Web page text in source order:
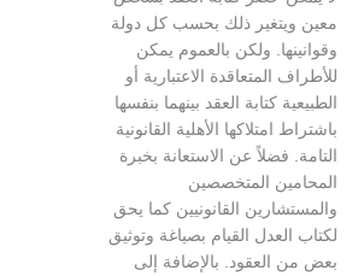
ذلك بحسب كل دولة
ولكن بالعموم يمكن
الاعتبارية أو
كتابة العقد بينهما بنفسها
الأهلية القانونية
عن الاستعانة بخبرة
المتخصصين
القانونيين كما يحق
القيام بصياغة وتوثيق
بالإضافة إلى